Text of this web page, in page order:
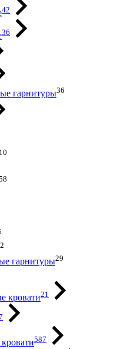
42
36
гарнитуры36
10
гарнитуры29
кровати21
587